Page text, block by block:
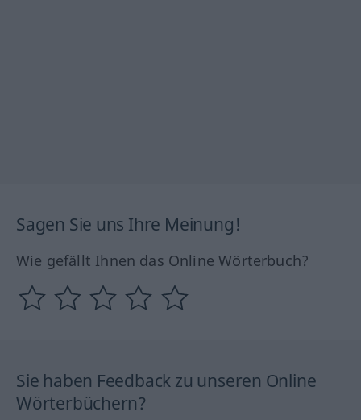
Sagen Sie uns Ihre Meinung!
Wie gefällt Ihnen das Online Wörterbuch?
Sie haben Feedback zu unseren Online
Wörterbüchern?